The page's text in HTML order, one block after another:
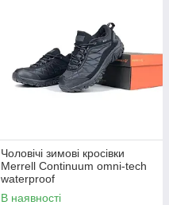
Чоловічі зимові кросівки
Merrell Continuum omni-tech
waterproof
В наявності